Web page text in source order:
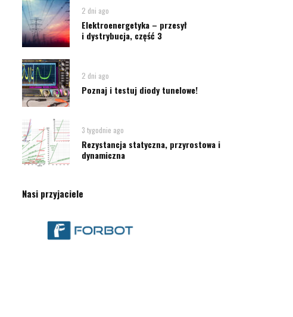
2 dni ago
Elektroenergetyka – przesył
i dystrybucja, część 3
2 dni ago
Poznaj i testuj diody tunelowe!
3 tygodnie ago
Rezystancja statyczna, przyrostowa i
dynamiczna
Nasi przyjaciele